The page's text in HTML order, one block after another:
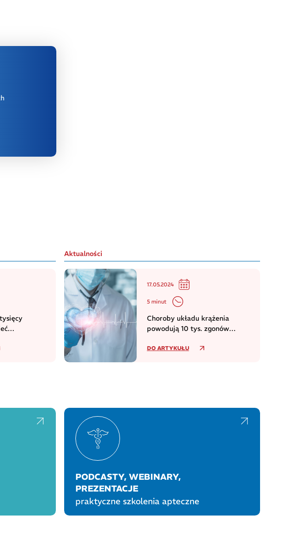
Aktualności
17.05.2024
5 minut
Choroby układu krążenia
powodują 10 tys. zgonów
WHO
DO ARTYKUŁU
PODCASTY, WEBINARY,
PREZENTACJE
praktyczne szkolenia apteczne